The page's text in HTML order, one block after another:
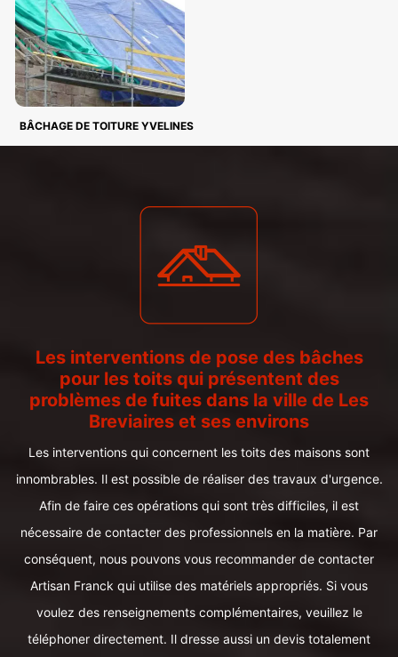
BÂCHAGE DE TOITURE YVELINES
Les interventions de pose des bâches
pour les toits qui présentent des
problèmes de fuites dans la ville de Les
Breviaires et ses environs
Les interventions qui concernent les toits des maisons sont
innombrables. Il est possible de réaliser des travaux d'urgence.
Afin de faire ces opérations qui sont très difficiles, il est
nécessaire de contacter des professionnels en la matière. Par
conséquent, nous pouvons vous recommander de contacter
Artisan Franck qui utilise des matériels appropriés. Si vous
voulez des renseignements complémentaires, veuillez le
téléphoner directement. Il dresse aussi un devis totalement